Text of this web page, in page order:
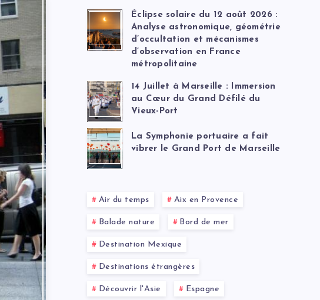
Éclipse solaire du 12 août 2026 :
Analyse astronomique, géométrie
d’occultation et mécanismes
d’observation en France
métropolitaine
14 Juillet à Marseille : Immersion
au Cœur du Grand Défilé du
Vieux-Port
La Symphonie portuaire a fait
vibrer le Grand Port de Marseille
Air du temps Aix en Provence
Balade nature Bord de mer
Destination Mexique
Destinations étrangères
Découvrir l'Asie Espagne